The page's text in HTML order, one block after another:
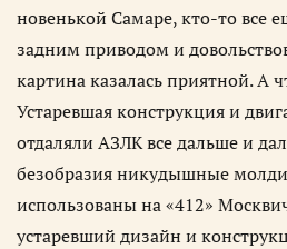
новенькой Самаре, кто-то все
задним приводом и
картина казалась приятной. А
Устаревшая конструкция и
отдаляли АЗЛК все дальше и
безобразия никудышные
использованы на «412»
устаревший дизайн и